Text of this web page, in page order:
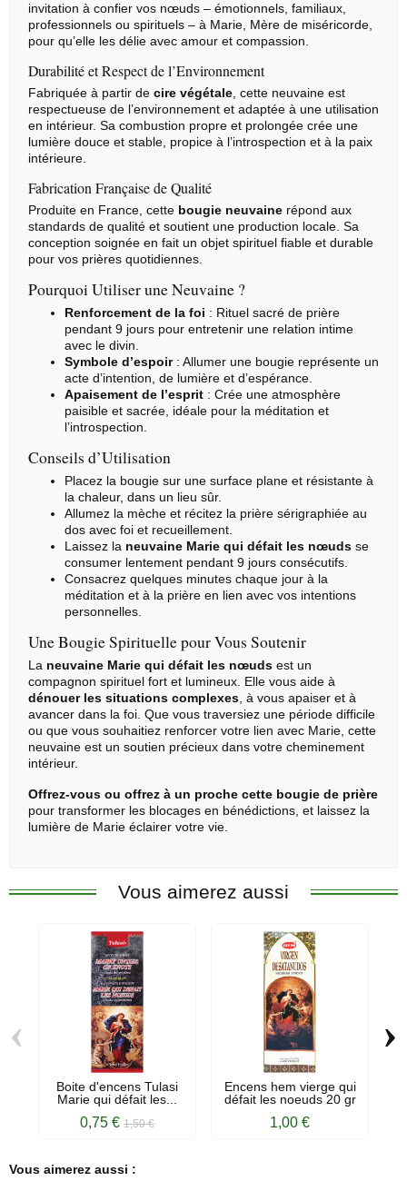
invitation à confier vos nœuds – émotionnels, familiaux,
professionnels ou spirituels – à Marie, Mère de miséricorde,
pour qu’elle les délie avec amour et compassion.
Durabilité et Respect de l’Environnement
Fabriquée à partir de cire végétale , cette neuvaine est
respectueuse de l’environnement et adaptée à une utilisation
en intérieur. Sa combustion propre et prolongée crée une
lumière douce et stable, propice à l’introspection et à la paix
intérieure.
Fabrication Française de Qualité
Produite en France, cette bougie neuvaine répond aux
standards de qualité et soutient une production locale. Sa
conception soignée en fait un objet spirituel fiable et durable
pour vos prières quotidiennes.
Pourquoi Utiliser une Neuvaine ?
Renforcement de la foi : Rituel sacré de prière
pendant 9 jours pour entretenir une relation intime
avec le divin.
Symbole d’espoir: Allumer une bougie représente un
acte d’intention, de lumière et d’espérance.
Apaisement de l’esprit : Crée une atmosphère
paisible et sacrée, idéale pour la méditation et
l’introspection.
Conseils d’Utilisation
Placez la bougie sur une surface plane et résistante à
la chaleur, dans un lieu sûr.
Allumez la mèche et récitez la prière sérigraphiée au
dos avec foi et recueillement.
Laissez la neuvaine Marie qui défait les nœuds se
consumer lentement pendant 9 jours consécutifs.
Consacrez quelques minutes chaque jour à la
méditation et à la prière en lien avec vos intentions
personnelles.
Une Bougie Spirituelle pour Vous Soutenir
La neuvaine Marie qui défait les nœuds est un
compagnon spirituel fort et lumineux. Elle vous aide à
dénouer les situations complexes , à vous apaiser et à
avancer dans la foi. Que vous traversiez une période difficile
ou que vous souhaitiez renforcer votre lien avec Marie, cette
neuvaine est un soutien précieux dans votre cheminement
intérieur.
Offrez-vous ou offrez à un proche cette bougie de prière
pour transformer les blocages en bénédictions, et laissez la
lumière de Marie éclairer votre vie.
Vous aimerez aussi
Boite d'encens Tulasi
Marie qui défait les...
0,75 € 1,50 €
Encens hem vierge qui
défait les noeuds 20 gr
1,00 €
‹ ›
Vous aimerez aussi :